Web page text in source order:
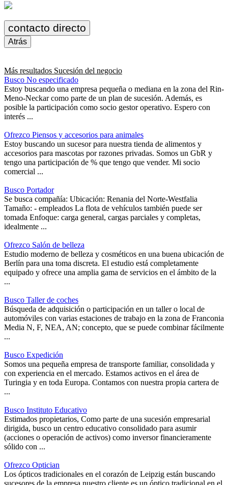
contacto directo
Atrás
Más resultados Sucesión del negocio
Busco No especificado
Estoy buscando una empresa pequeña o mediana en la zona del Rin-
Meno-Neckar como parte de un plan de sucesión. Además, es
posible la participación como socio gestor operativo. Espero con
interés ...
Ofrezco Piensos y accesorios para animales
Estoy buscando un sucesor para nuestra tienda de alimentos y
accesorios para mascotas por razones privadas. Somos un GbR y
tengo una participación de % que tengo que vender. Mi socio
comercial ...
Busco Portador
Se busca compañía: Ubicación: Renania del Norte-Westfalia
Tamaño: - empleados La flota de vehículos también puede ser
tomada Enfoque: carga general, cargas parciales y completas,
idealmente ...
Ofrezco Salón de belleza
Estudio moderno de belleza y cosméticos en una buena ubicación de
Berlín para una toma discreta. El estudio está completamente
equipado y ofrece una amplia gama de servicios en el ámbito de la
...
Busco Taller de coches
Búsqueda de adquisición o participación en un taller o local de
automóviles con varias estaciones de trabajo en la zona de Franconia
Media N, F, NEA, AN; concepto, que se puede combinar fácilmente
...
Busco Expedición
Somos una pequeña empresa de transporte familiar, consolidada y
con experiencia en el mercado. Estamos activos en el área de
Turingia y en toda Europa. Contamos con nuestra propia cartera de
...
Busco Instituto Educativo
Estimados propietarios, Como parte de una sucesión empresarial
dirigida, busco un centro educativo consolidado para asumir
(acciones o operación de activos) como inversor financieramente
sólido con ...
Ofrezco Optician
Los ópticos tradicionales en el corazón de Leipzig están buscando
sucesores de la empresa nuestro cliente es un óptico tradicional en el